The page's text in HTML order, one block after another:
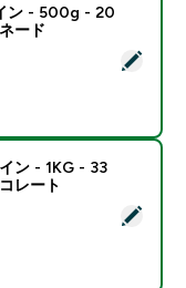
プロテイン - 500g -
ン - 500g - 20
ード
プロテイン - 1KG -
ン - 1KG - 33
レート